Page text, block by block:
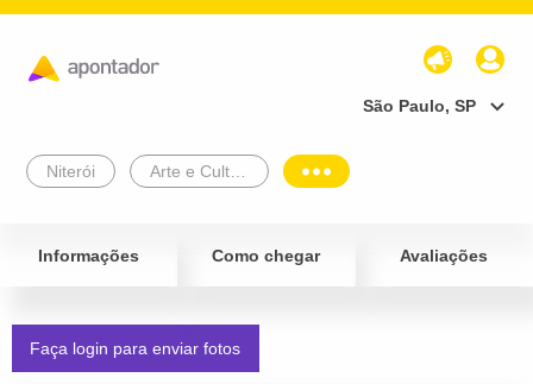
São Paulo, SP
Niterói
Informações Como chegar Avaliações
Faça login para enviar fotos